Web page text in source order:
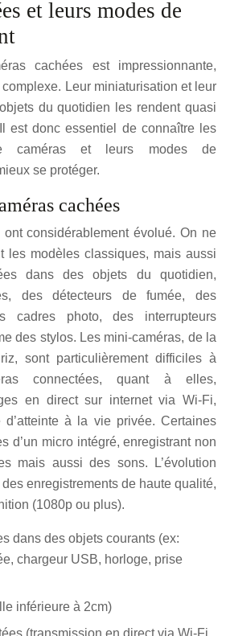
et leurs modes de
cachées est impressionnante,
Leur miniaturisation et leur
du quotidien les rendent quasi
est donc essentiel de connaître les
caméras et leurs modes de
se protéger.
cachées
ont considérablement évolué. On ne
les modèles classiques, mais aussi
dans des objets du quotidien,
des détecteurs de fumée, des
cadres photo, des interrupteurs
des stylos. Les mini-caméras, de la
sont particulièrement difficiles à
connectées, quant à elles,
en direct sur internet via Wi-Fi,
à la vie privée. Certaines
d’un micro intégré, enregistrant non
mais aussi des sons. L’évolution
enregistrements de haute qualité,
(1080p ou plus).
dans des objets courants (ex:
chargeur USB, horloge, prise
inférieure à 2cm)
(transmission en direct via Wi-Fi